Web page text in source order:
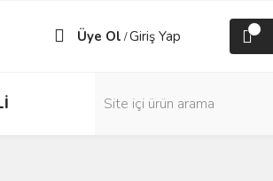
Üye Ol /Giriş Yap